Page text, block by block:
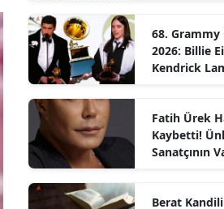
68.
2026: Billie
Kendrick
Fatih Ürek
Kaybetti!
Sanatçının
Berat